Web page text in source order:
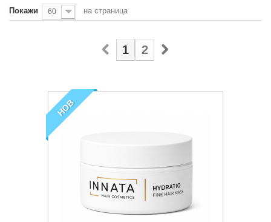
Покажи 60 на страница
1 2
НОВ